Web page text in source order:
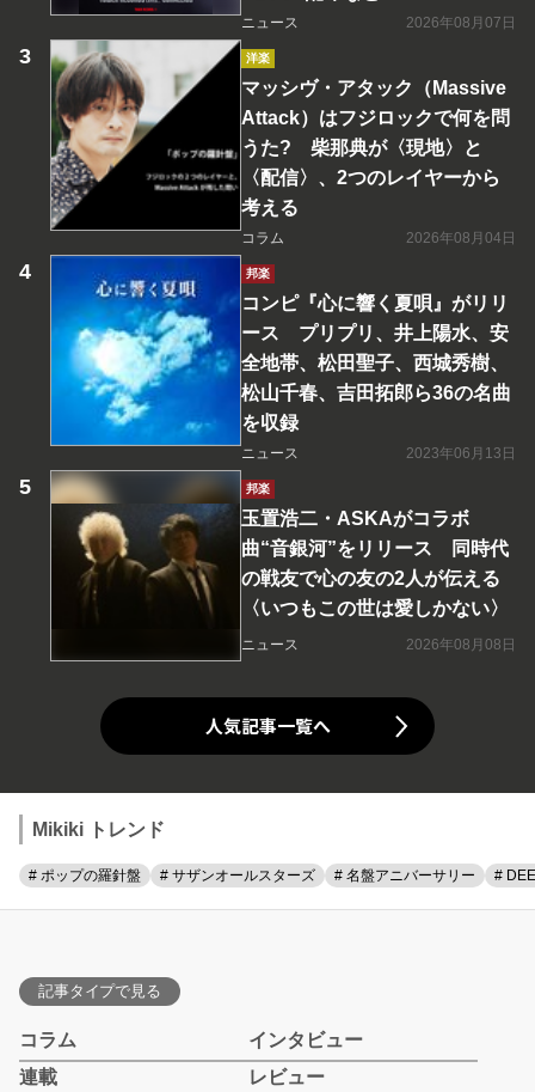
ニュース 2026年08月07日
洋楽
マッシヴ・アタック（Massive
Attack）はフジロックで何を問
うた? 柴那典が〈現地〉と
〈配信〉、2つのレイヤーから
考える
コラム 2026年08月04日
邦楽
コンピ『心に響く夏唄』がリリ
ース プリプリ、井上陽水、安
全地帯、松田聖子、西城秀樹、
松山千春、吉田拓郎ら36の名曲
を収録
ニュース 2023年06月13日
邦楽
玉置浩二・ASKAがコラボ
曲“音銀河”をリリース 同時代
の戦友で心の友の2人が伝える
〈いつもこの世は愛しかない〉
ニュース 2026年08月08日
人気記事一覧へ
Mikiki トレンド
# ポップの羅針盤 # サザンオールスターズ # 名盤アニバーサリー #
記事タイプで見る
コラム
インタビュー
連載
レビュー